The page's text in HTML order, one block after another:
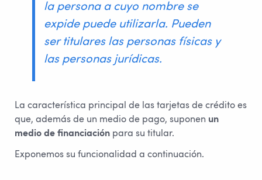
la persona a cuyo nombre se
expide puede utilizarla. Pueden
ser titulares las personas físicas y
las personas jurídicas.
La característica principal de las tarjetas de crédito es
que, además de un medio de pago, suponen un
medio de financiación para su titular.
Exponemos su funcionalidad a continuación.